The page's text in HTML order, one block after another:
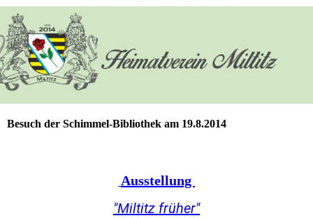
Besuch der Schimmel-Bibliothek am 19.8.2014
Ausstellung
"Miltitz früher"